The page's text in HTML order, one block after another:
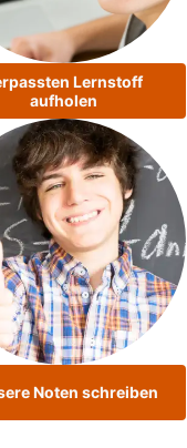
Lernstoff
aufholen
Noten schreiben